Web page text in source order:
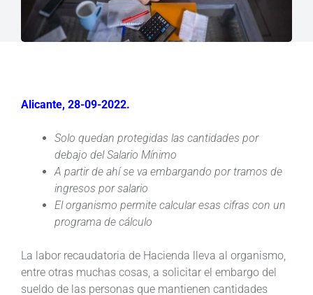
Alicante, 28-09-2022.
Solo quedan protegidas las cantidades por
debajo del Salario Mínimo
A partir de ahí se va embargando por tramos de
ingresos por salario
El organismo permite calcular esas cifras con un
programa de cálculo
La labor recaudatoria de Hacienda lleva al organismo,
entre otras muchas cosas, a solicitar el embargo del
sueldo de las personas que mantienen cantidades